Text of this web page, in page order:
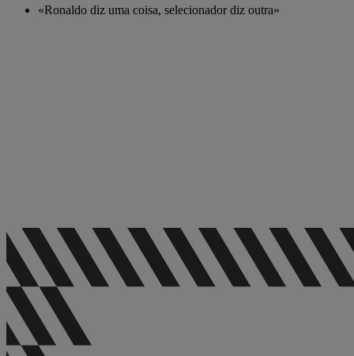
«Ronaldo diz uma coisa, selecionador diz outra»